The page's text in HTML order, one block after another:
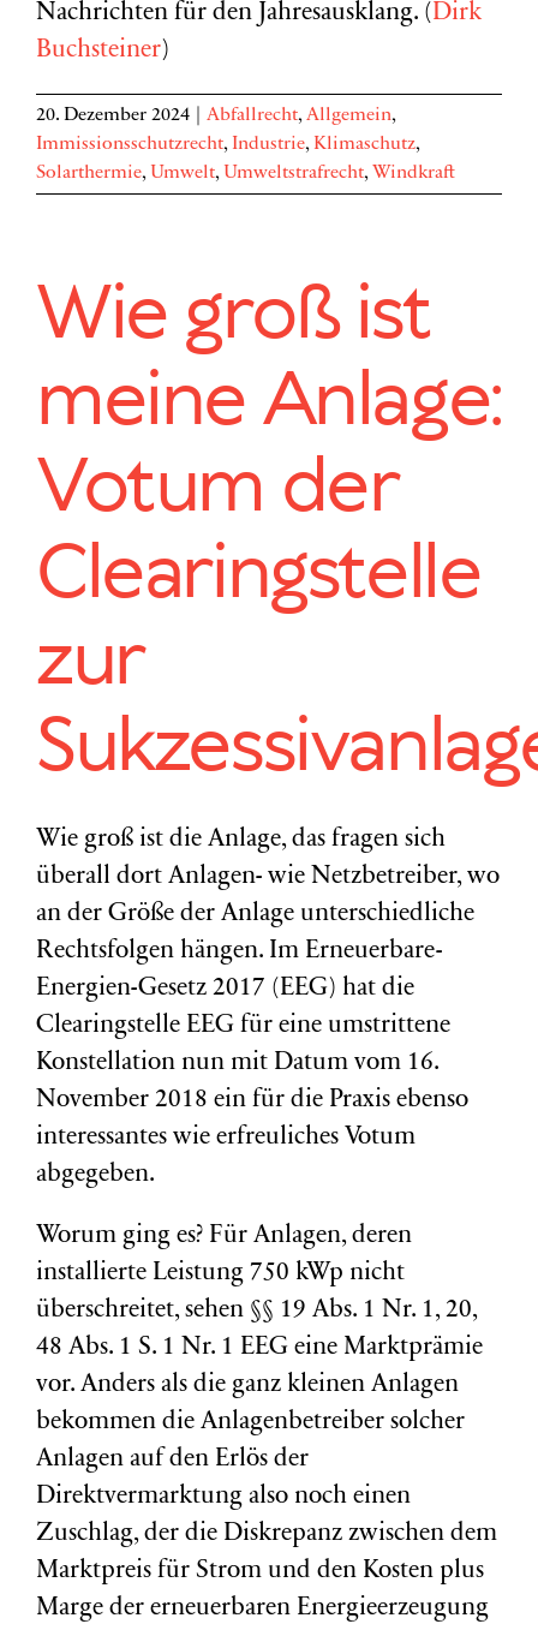
Nachrichten für den Jahresausklang. (Dirk
Buchsteiner)
20. Dezember 2024 Abfallrecht, Allgemein,
Immissionsschutzrecht, Industrie, Klimaschutz,
Solarthermie, Umwelt, Umweltstrafrecht, Windkraft
Wie groß ist
meine Anlage:
Votum der
Clearingstelle
zur
Wie groß ist die Anlage, das fragen sich
überall dort Anlagen- wie Netzbetreiber, wo
an der Größe der Anlage unterschiedliche
Rechtsfolgen hängen. Im Erneuerbare-
Energien-Gesetz 2017 (EEG) hat die
Clearingstelle EEG für eine umstrittene
Konstellation nun mit Datum vom 16.
November 2018 ein für die Praxis ebenso
interessantes wie erfreuliches Votum
abgegeben.
Worum ging es? Für Anlagen, deren
installierte Leistung 750 kWp nicht
überschreitet, sehen §§ 19 Abs. 1 Nr. 1, 20,
48 Abs. 1 S. 1 Nr. 1 EEG eine Marktprämie
vor. Anders als die ganz kleinen Anlagen
bekommen die Anlagenbetreiber solcher
Anlagen auf den Erlös der
Direktvermarktung also noch einen
Zuschlag, der die Diskrepanz zwischen dem
Marktpreis für Strom und den Kosten plus
Marge der erneuerbaren Energieerzeugung